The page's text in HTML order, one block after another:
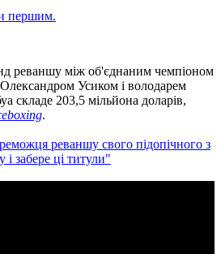
першим.
реваншу між об'єднаним чемпіоном
Усиком і володарем
складе 203,5 мільйона доларів,
.
реваншу свого підопічного з
забере ці титули"